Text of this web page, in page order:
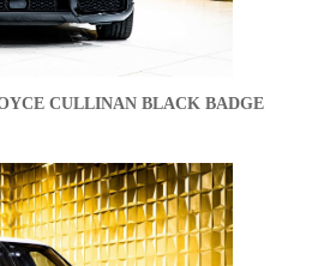
CULLINAN BLACK BADGE